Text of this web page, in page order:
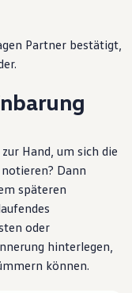
Partner bestätigt,
Hand, um sich die
Dann
späteren
oder
hinterlegen,
können.